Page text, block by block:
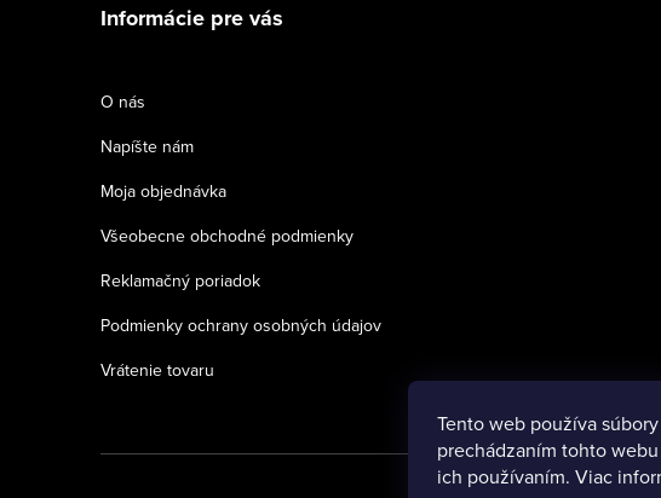
Tento web používa
prechádzaním tohto
ich používaním. Viac
Informácie pre vás
O nás
Napíšte nám
Moja objednávka
Všeobecne obchodné podmienky
Reklamačný poriadok
Podmienky ochrany osobných údajov
Vrátenie tovaru